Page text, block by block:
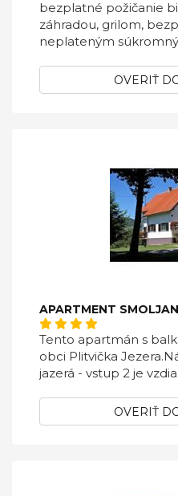
bezplatné požičanie
záhradou, grilom,
neplateným
OVERIŤ
APARTMENT
Tento apartmán s
obci Plitvička
jazerá - vstup 2 je
OVERIŤ